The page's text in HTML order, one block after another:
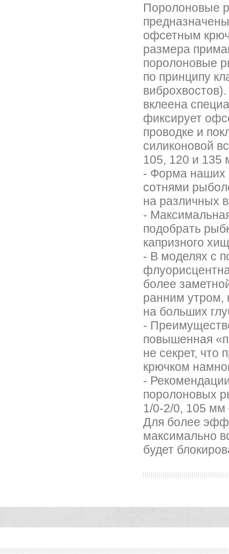
Поролоновые
офсетным
размера
поролоновые
по принципу
вклеена
фиксирует
проводке и
силиконовой
105, 120 и 135
- Форма наших
сотнями
на различных
-
подобрать
капризного
- В моделях с
более
ранним утром,
на больших
-
повышенная
не секрет, что
крючком
-
поролоновых
1/0-2/0, 105
Для более
максимально
будет